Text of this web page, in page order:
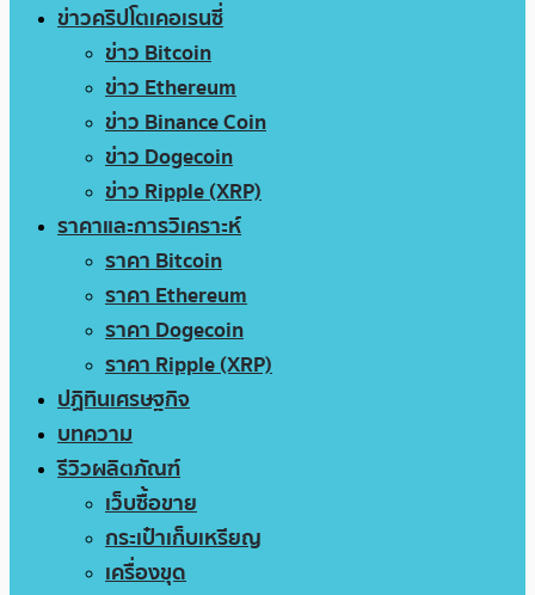
ข่าวคริปโตเคอเรนซี่
ข่าว Bitcoin
ข่าว Ethereum
ข่าว Binance Coin
ข่าว Dogecoin
ข่าว Ripple (XRP)
ราคาและการวิเคราะห์
ราคา Bitcoin
ราคา Ethereum
ราคา Dogecoin
ราคา Ripple (XRP)
ปฏิทินเศรษฐกิจ
บทความ
รีวิวผลิตภัณฑ์
เว็บซื้อขาย
กระเป๋าเก็บเหรียญ
เครื่องขุด